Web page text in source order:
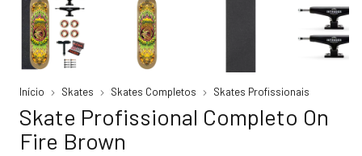
Início Skates Skates Completos Skates Profissionais
Skate Profissional Completo On
Fire Brown